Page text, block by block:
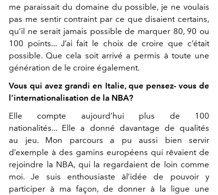
me paraissait du domaine du possible, je ne voulais
pas me sentir contraint par ce que disaient certains,
qu’il ne serait jamais possible de marquer 80, 90 ou
100 points... J’ai fait le choix de croire que c’était
possible. Que cela soit arrivé a permis à toute une
génération de le croire également.
Vous qui avez grandi en Italie, que pensez- vous de
l’internationalisation de la NBA?
Elle compte aujourd’hui plus de 100
nationalités... Elle a donné davantage de qualités
au jeu. Mon parcours a pu aussi bien servir
d’exemple à des gamins européens qui rêvaient de
rejoindre la NBA, qui la regardaient de loin comme
moi. Je suis enthousiaste àl’idée de pouvoir y
participer à ma façon, de donner à la ligue une